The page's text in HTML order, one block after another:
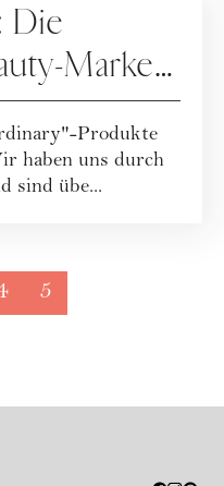
Die
Marke
Produkte
haben uns durch
sind übe...
5